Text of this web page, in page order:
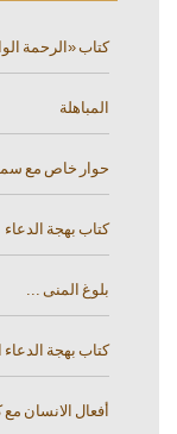
كتاب «الرحمة
المباهلة
حوار خاص مع
كتاب بهجة الدعاء
بلوغ المنى ...
كتاب بهجة الدعاء
أفعال الانسان مع